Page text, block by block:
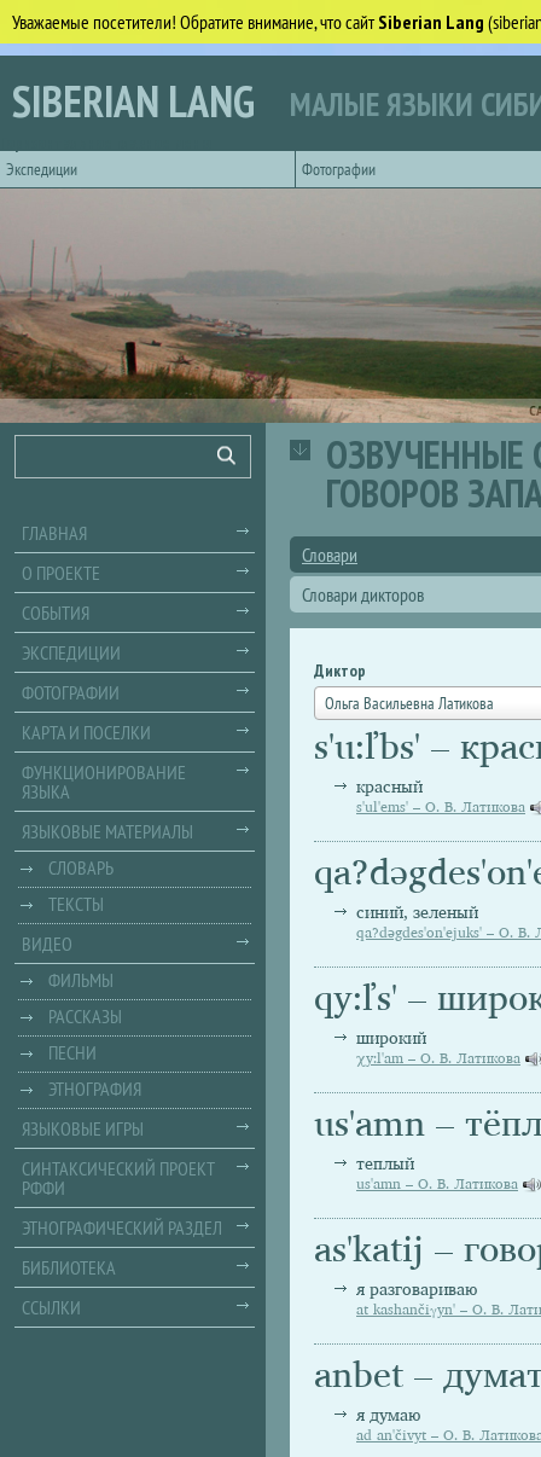
Уважаемые посетители! Обратите внимание, что сайтSiberian Lang
Перейти к основному содержанию
SIBERIAN LANG МАЛЫЕ ЯЗЫКИ
Экспедиции
Фотографии
ОЗВУЧЕННЫЕ
ГОВОРОВ
Словари
Словари дикторов
Диктор
Ольга Васильевна Латикова
s'u:ľbs' –
красный
s'ul'ems' – О. В. Латикова
синий, зеленый
qa?dəgdes'on'ejuks' – О. В.
qy:ľs' –
широкий
χy:l'am – О. В. Латикова
us'amn –
теплый
us'amn – О. В. Латикова
as'katij –
я разговариваю
at kashančiγyn' – О. В.
anbet –
я думаю
ad an'čivyt – О. В.
Поиск
ГЛАВНАЯ
О ПРОЕКТЕ
СОБЫТИЯ
ЭКСПЕДИЦИИ
ФОТОГРАФИИ
КАРТА И ПОСЕЛКИ
ФУНКЦИОНИРОВАНИЕ
ЯЗЫКА
ЯЗЫКОВЫЕ МАТЕРИАЛЫ
СЛОВАРЬ
ТЕКСТЫ
ВИДЕО
ФИЛЬМЫ
РАССКАЗЫ
ПЕСНИ
ЭТНОГРАФИЯ
ЯЗЫКОВЫЕ ИГРЫ
СИНТАКСИЧЕСКИЙ ПРОЕКТ
РФФИ
ЭТНОГРАФИЧЕСКИЙ РАЗДЕЛ
БИБЛИОТЕКА
ССЫЛКИ